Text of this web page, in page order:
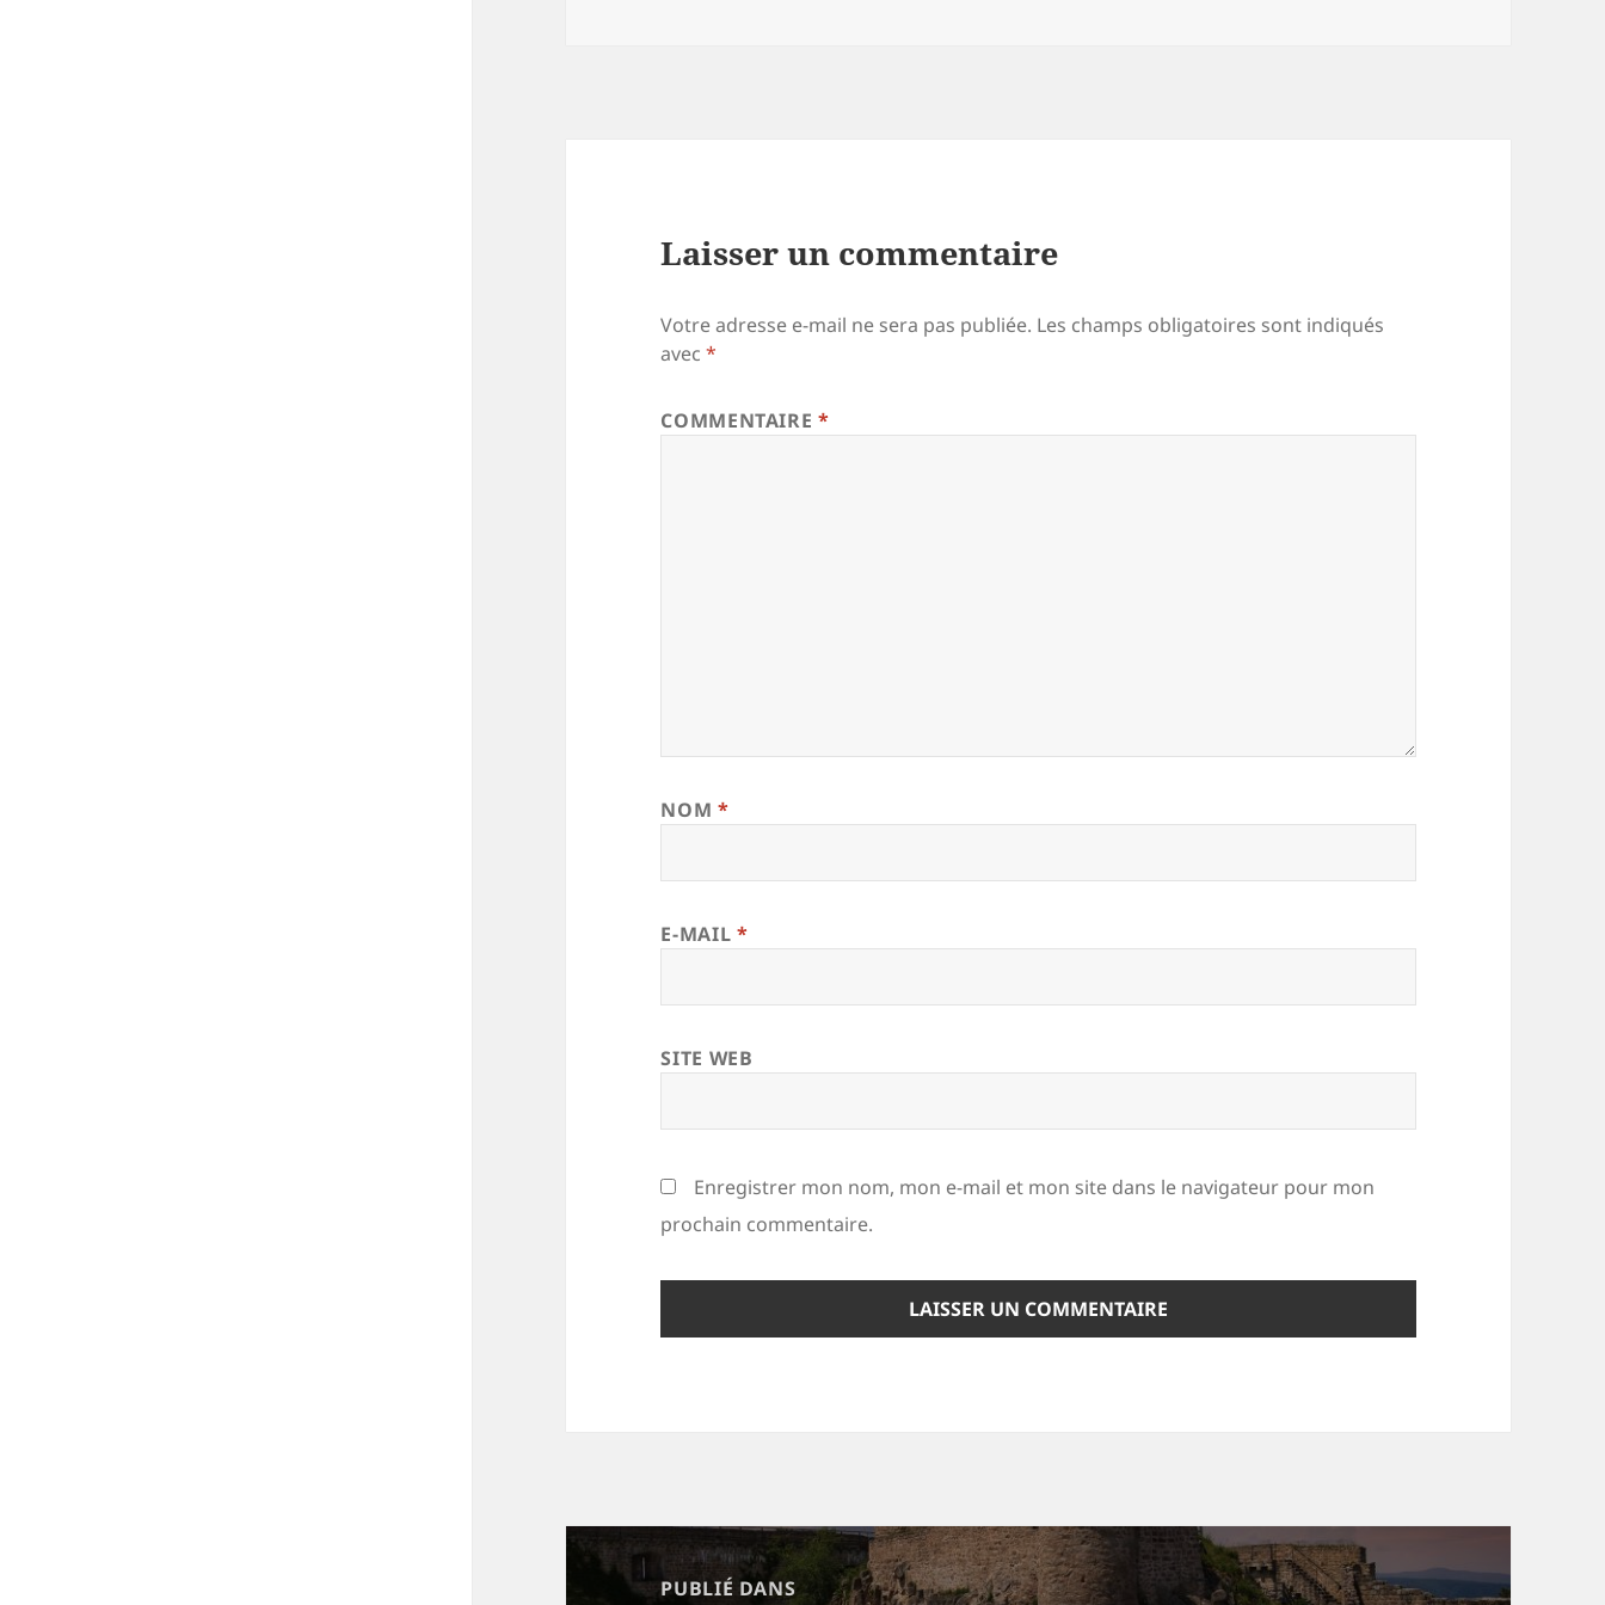
Laisser un commentaire
Votre adresse e-mail ne sera pas publiée. Les champs obligatoires sont indiqués
avec*
COMMENTAIRE*
NOM *
E-MAIL *
SITE WEB
Enregistrer mon nom, mon e-mail et mon site dans le navigateur pour mon
prochain commentaire.
Navigation
PUBLIÉ DANS